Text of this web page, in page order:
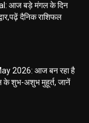
आज बड़े मंगल के दिन
दैनिक राशिफल
2026: आज बन रहा है
के शुभ-अशुभ मुहूर्त, जानें